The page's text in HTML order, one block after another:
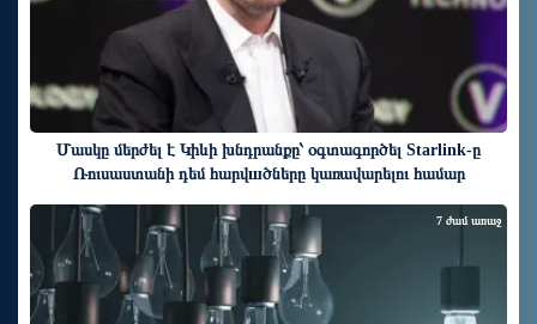
Մասկը մերժել է Կիևի խնդրանքը՝ օգտագործել Starlink-ը
Ռուսաստանի դեմ հարվшծները կառավարելու համար
7 ժամ առաջ